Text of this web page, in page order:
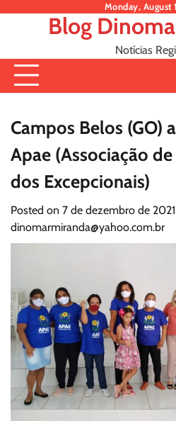
Monday, August
Blog
Notícias
Campos Belos (GO)
Apae (Associação
dos Excepcionais)
Posted on 7 de dezembro de 2021
dinomarmiranda@yahoo.com.br